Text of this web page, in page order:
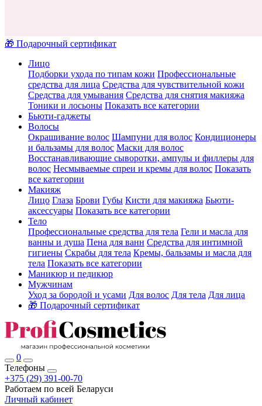
🎁 Подарочный сертификат
Лицо
Подборки ухода по типам кожи Профессиональные
средства для лица Средства для чувствительной кожи
Средства для умывания Средства для снятия макияжа
Тоники и лосьоны Показать все категории
Бьюти-гаджеты
Волосы
Окрашивание волос Шампуни для волос Кондиционеры
и бальзамы для волос Маски для волос
Восстанавливающие сыворотки, ампулы и филлеры для
волос Несмываемые спреи и кремы для волос Показать
все категории
Макияж
Лицо Глаза Брови Губы Кисти для макияжа Бьюти-
аксессуары Показать все категории
Тело
Профессиональные средства для тела Гели и масла для
ванны и душа Пена для ванн Средства для интимной
гигиены Скрабы для тела Кремы, бальзамы и масла для
тела Показать все категории
Маникюр и педикюр
Мужчинам
Уход за бородой и усами Для волос Для тела Для лица
🎁 Подарочный сертификат
0
Телефоны
+375 (29) 391-00-70
Работаем по всей Беларуси
Личный кабинет